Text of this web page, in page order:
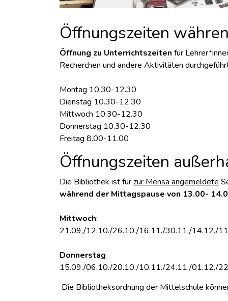
Öffnungszeiten
Öffnung zu Unterrichtszeiten für
Recherchen und andere Aktivitäten
Montag 10.30-12.30
Dienstag 10.30-12.30
Mittwoch 10.30-12.30
Donnerstag 10.30-12.30
Freitag 8.00-11.00
Öffnungszeiten
Die Bibliothek ist fürzur Mensa angemeldete
während der Mittagspause von 13.00-
Mittwoch:
21.09./12.10./26.10./16.11./30.11./14.12./
Donnerstag
15.09./06.10./20.10./10.11./24.11./01.12./
Die Bibliotheksordnung der Mittelschule